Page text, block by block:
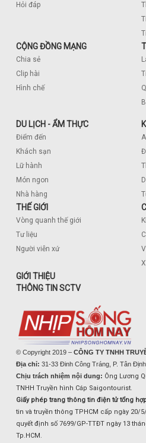
Hỏi đáp
CỘNG ĐỒNG MẠNG
Chia sẻ
Clip hài
Hình chế
DU LỊCH - ẨM THỰC
Điểm đến
Khách sạn
Lữ hành
Món ngon
Nhà hàng
THẾ GIỚI
Vòng quanh thế giới
Tư liệu
Người viễn xứ
GIỚI THIỆU
THÔNG TIN SCTV
© Copyright 2019 – CÔNG TY TNHH
Địa chỉ: 31-33 Đinh Công Tráng, P. Tân
Chịu trách nhiệm nội dung: Ông Lương
TNHH Truyền hình Cáp Saigontourist.
Giấy phép trang thông tin điện tử tổng
tin và truyền thông TPHCM cấp ngày 20/
quyết định số 7699/GP-TTĐT ngày 13
Tp.HCM.